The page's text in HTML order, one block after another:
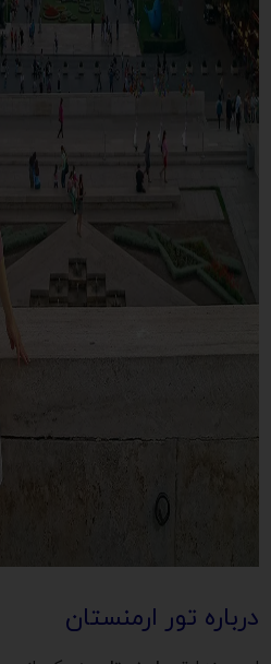
درباره تور ارمنستان